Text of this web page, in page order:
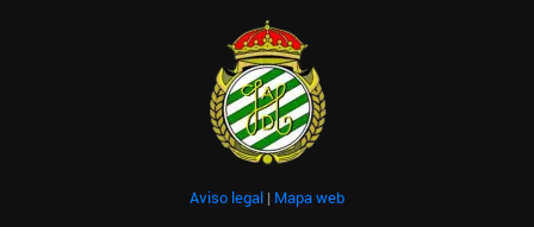
Aviso legal | Mapa web